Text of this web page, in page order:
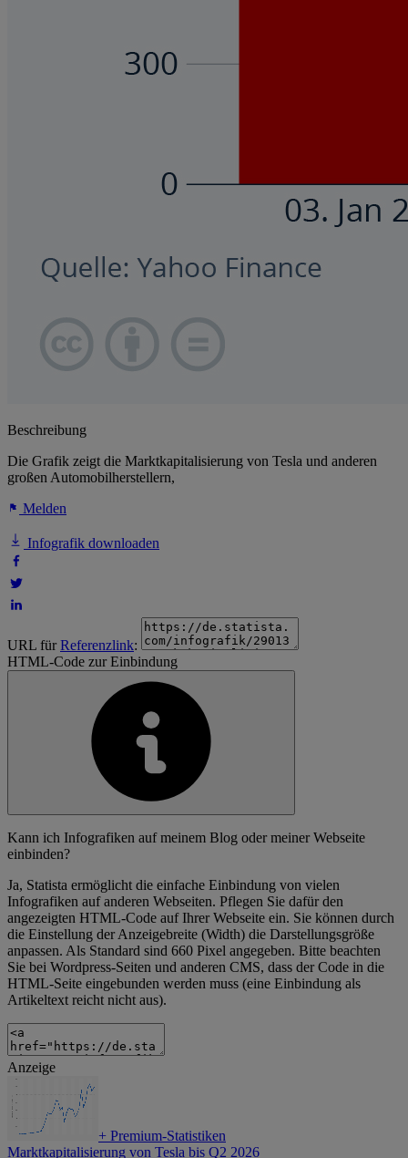
Beschreibung
Die Grafik zeigt die Marktkapitalisierung von Tesla und anderen
großen Automobilherstellern,
Melden
Infografik downloaden
URL fürReferenzlink:
HTML-Code zur Einbindung
Kann ich Infografiken auf meinem Blog oder meiner Webseite
einbinden?
Ja, Statista ermöglicht die einfache Einbindung von vielen
Infografiken auf anderen Webseiten. Pflegen Sie dafür den
angezeigten HTML-Code auf Ihrer Webseite ein. Sie können durch
die Einstellung der Anzeigebreite (Width) die Darstellungsgröße
anpassen. Als Standard sind 660 Pixel angegeben. Bitte beachten
Sie bei Wordpress-Seiten und anderen CMS, dass der Code in die
HTML-Seite eingebunden werden muss (eine Einbindung als
Artikeltext reicht nicht aus).
Anzeige
+ Premium-Statistiken
Marktkapitalisierung von Tesla bis Q2 2026